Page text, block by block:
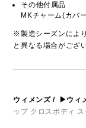
その他付属品
MKチャーム(カバ
※製造シーズンによ
と異なる場合がござ
ウィメンズ/ ▶ウィ
ップ クロスボディ